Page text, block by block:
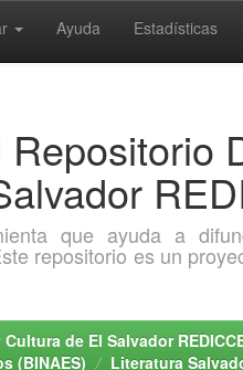
Ayuda Estadísticas
que ayuda a
repositorio es un
de El Salvador
(BINAES)
Literatura